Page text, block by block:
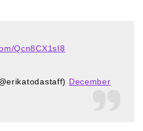
Qcn8CX1sI8
December